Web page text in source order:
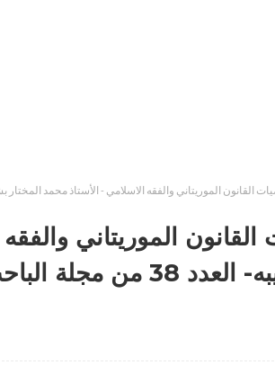
الموريتاني
الأستاذ محمد المختار بشيبه- العدد 38 من